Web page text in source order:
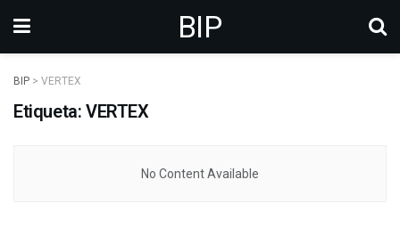
BIP
BIP > VERTEX
Etiqueta: VERTEX
No Content Available